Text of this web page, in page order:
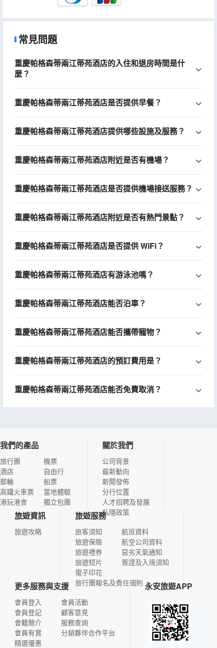
常見問題
重慶帕格森蒂兩江蒂苑酒店的入住和退房時間是什
麼？
重慶帕格森蒂兩江蒂苑酒店是否提供早餐？
重慶帕格森蒂兩江蒂苑酒店提供哪些設施及服務？
重慶帕格森蒂兩江蒂苑酒店附近是否有機場？
重慶帕格森蒂兩江蒂苑酒店是否提供機場接送服務？
重慶帕格森蒂兩江蒂苑酒店附近是否有熱門景點？
重慶帕格森蒂兩江蒂苑酒店是否提供 WiFi？
重慶帕格森蒂兩江蒂苑酒店有游泳池嗎？
重慶帕格森蒂兩江蒂苑酒店能否泊車？
重慶帕格森蒂兩江蒂苑酒店能否攜帶寵物？
重慶帕格森蒂兩江蒂苑酒店的預訂費用是？
重慶帕格森蒂兩江蒂苑酒店能否免費取消？
我們的產品
旅行團
酒店
郵輪
高鐵火車票
港玩港食
機票
自由行
船票
當地體驗
獨立包團
關於我們
公司背景
最新動向
新聞發佈
分行位置
人才招聘及發展
私隱政策
旅遊資訊
旅遊攻略
旅遊服務
旅客須知
旅遊保險
旅遊禮券
旅遊短片
電子印花
航班資料
航空公司資料
惡劣天氣通知
簽證及入境須知
旅行團報名及責任細則
更多服務與支援
會員登入
會員登記
會籍簡介
會員有賞
精選優惠
會員活動
顧客意見
服務查詢
分銷夥伴合作平台
永安旅遊APP